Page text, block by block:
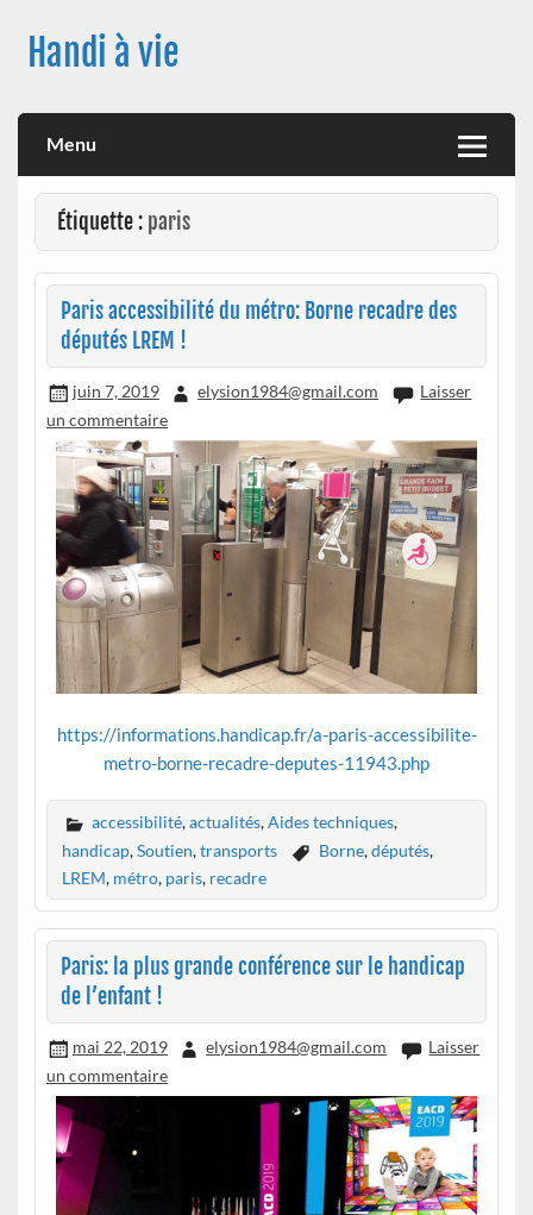
contentHandi à vie
monde, des nouveautés technologiques , de l'handisport , des
actualités sur la santé, sur les vaccins, de leur impact sur la
Menu
Étiquette : paris
Paris accessibilité du métro: Borne recadre des
députés LREM !
juin 7, 2019 elysion1984@gmail.com
Laisser
un commentaire
https://informations.handicap.fr/a-paris-accessibilite-
metro-borne-recadre-deputes-11943.php
accessibilité,actualités,Aides techniques,
handicap,Soutien,transports Borne,députés,
LREM, métro, paris, recadre
Paris: la plus grande conférence sur le handicap
de l’enfant !
mai 22, 2019 elysion1984@gmail.com
Laisser
un commentaire